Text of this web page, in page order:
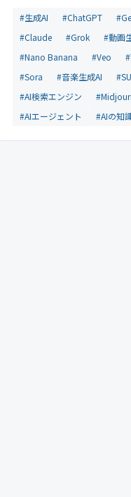
#生成AI #ChatGPT
#Claude
#Grok
#動画
#Nano Banana
#Veo
#Sora
#音楽生成AI
#AI検索エンジン
#AIエージェント
#AIの知